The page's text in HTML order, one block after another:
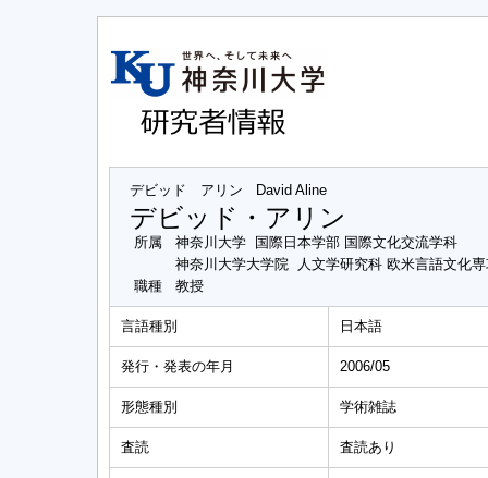
デビッド アリン David Aline
デビッド・アリン
所属
神奈川大学 国際日本学部 国際文化交流学科
神奈川大学大学院 人文学研究科 欧米言語文化
職種
教授
言語種別 日本語
発行・発表の年月 2006/05
形態種別 学術雑誌
査読 査読あり